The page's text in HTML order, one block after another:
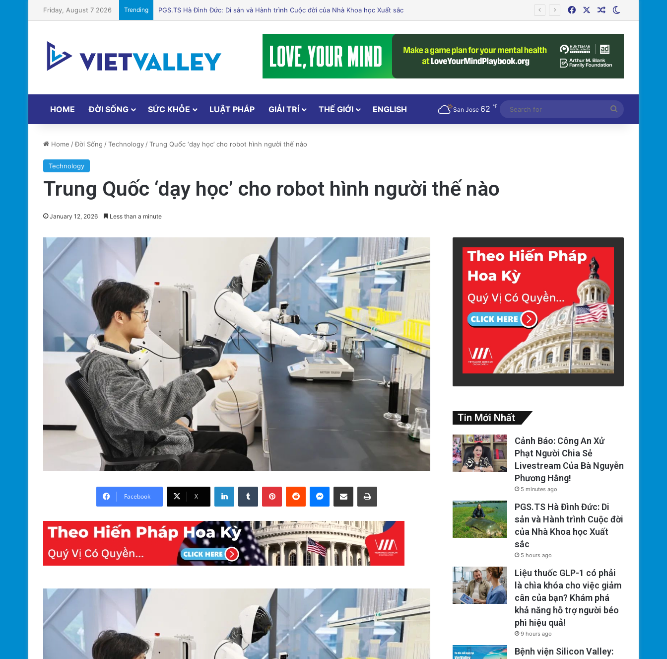
Friday, August 7 2026 Trending Liệu thuốc GLP-1 có phải là chìa khóa cho việc giảm cân của bạn? Khám phá khả năng hỗ trợ người béo phì hiệu quả! FacebookRandom Article
HOME ĐỜI SỐNG SỨC KHỎE LUẬT PHÁP GIẢI TRÍ THẾ GIỚI ENGLISH San Jose 62 ℉
for
Home /Đời Sống /Technology/Trung Quốc ‘dạy học’ cho robot hình người thế nào
Technology
Trung Quốc ‘dạy học’ cho robot hình người thế nào
January 12, 2026 Less than a minute
Facebook X
LinkedInTumblr PinterestReddit Messenger
Share via Email Print
Tin Mới Nhất
Cảnh Báo: Công An Xử
Phạt Người Chia Sẻ
Livestream Của Bà Nguyễn
Phương Hằng!
5 minutes ago
PGS.TS Hà Đình Đức: Di
sản và Hành trình Cuộc đời
của Nhà Khoa học Xuất
sắc
5 hours ago
Liệu thuốc GLP-1 có phải
là chìa khóa cho việc giảm
cân của bạn? Khám phá
khả năng hỗ trợ người béo
phì hiệu quả!
9 hours ago
Bệnh viện Silicon Valley: